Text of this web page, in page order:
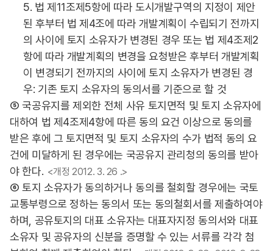
5. 법 제11조제5항에 따라 도시개발구역의 지정이 제안
된 후부터 법 제4조에 따라 개발계획이 수립되기 전까지
의 사이에 토지 소유자가 변경된 경우 또는 법 제4조제2
항에 따라 개발계획의 변경을 요청받은 후부터 개발계획
이 변경되기 전까지의 사이에 토지 소유자가 변경된 경
우: 기존 토지 소유자의 동의서를 기준으로 할 것
⑤ 국공유지를 제외한 전체 사유 토지면적 및 토지 소유자에
대하여 법 제4조제4항에 따른 동의 요건 이상으로 동의를
받은 후에 그 토지면적 및 토지 소유자의 수가 법적 동의 요
건에 미달하게 된 경우에는 국공유지 관리청의 동의를 받아
야 한다. <개정 2012. 3. 26 .>
⑥ 토지 소유자가 동의하거나 동의를 철회할 경우에는 국토
교통부령으로 정하는 동의서 또는 동의철회서를 제출하여야
하며, 공유토지의 대표 소유자는 대표자지정 동의서와 대표
소유자 및 공유자의 신분을 증명할 수 있는 서류를 각각 첨